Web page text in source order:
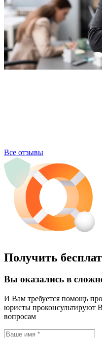
Все отзывы
Получить
Вы оказались в
И Вам требуется помощь
юристы проконсультируют
вопросам